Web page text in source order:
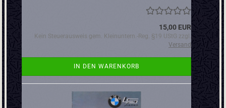
15,00 EUR
Kein Steuerausweis gem. Kleinuntern.-Reg. §19 UStG zzgl.
Versand
IN DEN WARENKORB